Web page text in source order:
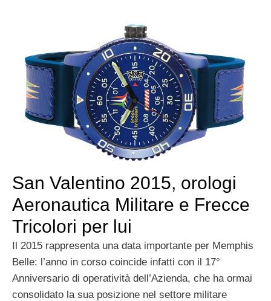
San Valentino 2015, orologi
Aeronautica Militare e Frecce
Tricolori per lui
Il 2015 rappresenta una data importante per Memphis
Belle: l’anno in corso coincide infatti con il 17°
Anniversario di operatività dell’Azienda, che ha ormai
consolidato la sua posizione nel settore militare